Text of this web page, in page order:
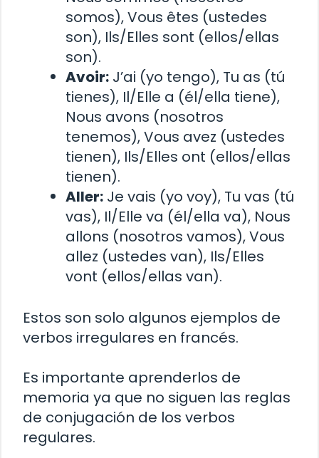
somos), Vous êtes (ustedes
son), Ils/Elles sont (ellos/ellas
son).
Avoir: J’ai (yo tengo), Tu as (tú
tienes), Il/Elle a (él/ella tiene),
Nous avons (nosotros
tenemos), Vous avez (ustedes
tienen), Ils/Elles ont (ellos/ellas
tienen).
Aller: Je vais (yo voy), Tu vas (tú
vas), Il/Elle va (él/ella va), Nous
allons (nosotros vamos), Vous
allez (ustedes van), Ils/Elles
vont (ellos/ellas van).
Estos son solo algunos ejemplos de
verbos irregulares en francés.
Es importante aprenderlos de
memoria ya que no siguen las reglas
de conjugación de los verbos
regulares.